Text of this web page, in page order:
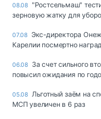
08.08 "Ростсельмаш"
зерновую жатку для
07.08 Экс-директора
Карелии посмертно
06.08 За счет сильного
повысил ожидания по
05.08 Льготный заём на
МСП увеличен в 6 раз